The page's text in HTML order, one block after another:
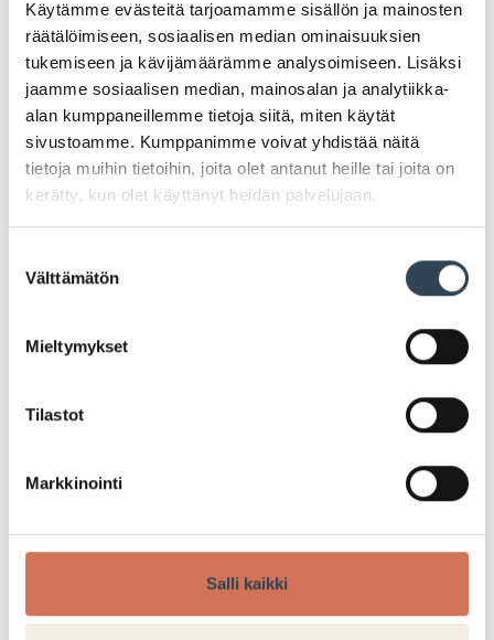
Käytämme evästeitä tarjoamamme sisällön ja mainosten
räätälöimiseen, sosiaalisen median ominaisuuksien
tukemiseen ja kävijämäärämme analysoimiseen. Lisäksi
jaamme sosiaalisen median, mainosalan ja analytiikka-
alan kumppaneillemme tietoja siitä, miten käytät
sivustoamme. Kumppanimme voivat yhdistää näitä
tietoja muihin tietoihin, joita olet antanut heille tai joita on
kerätty, kun olet käyttänyt heidän palvelujaan.
valinta
Välttämätön
Mieltymykset
Tilastot
Markkinointi
Salli kaikki
PAHOITTELUT, TARJOUS EI OLE ENÄÄ VOIMASSA
MAITOSUKLAA TAI
FAZER MAITOSUKLAA TAI MAKUSUKLAALEVYT 180–
(12,50-13,89/kg)
4KPL/ 10€
02.09.2024–08.09.2024